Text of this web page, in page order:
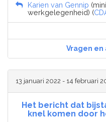
Karien van Gennip
werkgelegenheid) (
Vragen
13 januari 2022 - 14 februari
Het bericht dat
knel komen door